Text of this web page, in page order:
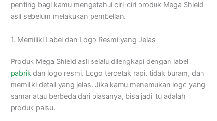
penting bagi kamu mengetahui ciri-ciri produk Mega Shield
asli sebelum melakukan pembelian.
1. Memiliki Label dan Logo Resmi yang Jelas
Produk Mega Shield asli selalu dilengkapi dengan label
pabrik dan logo resmi. Logo tercetak rapi, tidak buram, dan
memiliki detail yang jelas. Jika kamu menemukan logo yang
samar atau berbeda dari biasanya, bisa jadi itu adalah
produk palsu.